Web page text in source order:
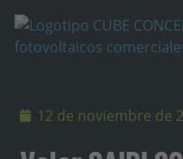
12 de noviembre de